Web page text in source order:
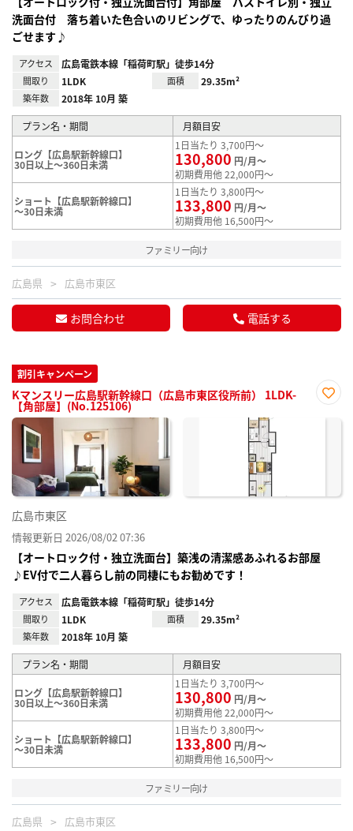
洗面台付 落ち着いた色合いのリビングで、ゆったりのんびり過
ごせます♪
アクセス 広島電鉄本線「稲荷町駅」徒歩14分
間取り 1LDK 面積 29.35m²
築年数 2018年 10月 築
プラン名・期間 月額目安
ロング【広島駅新幹線口】
30日以上～360日未満
1日当たり 3,700円～
130,800 円/月～
初期費用他 22,000円～
ショート【広島駅新幹線口】
～30日未満
1日当たり 3,800円～
133,800 円/月～
初期費用他 16,500円～
ファミリー向け
広島県 広島市東区
お問合わせ 電話する
割引キャンペーン
Kマンスリー広島駅新幹線口（広島市東区役所前） 1LDK-
【角部屋】(No.125106)
に入
広島市東区
情報更新日 2026/08/02 07:36
【オートロック付・独立洗面台】築浅の清潔感あふれるお部屋
♪EV付で二人暮らし前の同棲にもお勧めです！
アクセス 広島電鉄本線「稲荷町駅」徒歩14分
間取り 1LDK 面積 29.35m²
築年数 2018年 10月 築
プラン名・期間 月額目安
ロング【広島駅新幹線口】
30日以上～360日未満
1日当たり 3,700円～
130,800 円/月～
初期費用他 22,000円～
ショート【広島駅新幹線口】
～30日未満
1日当たり 3,800円～
133,800 円/月～
初期費用他 16,500円～
ファミリー向け
広島県 広島市東区